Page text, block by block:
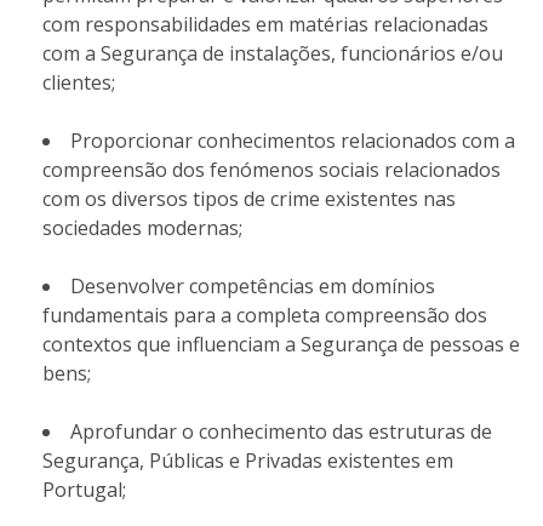
com responsabilidades em matérias relacionadas
com a Segurança de instalações, funcionários e/ou
clientes;
Proporcionar conhecimentos relacionados com a
compreensão dos fenómenos sociais relacionados
com os diversos tipos de crime existentes nas
sociedades modernas;
Desenvolver competências em domínios
fundamentais para a completa compreensão dos
contextos que influenciam a Segurança de pessoas e
bens;
Aprofundar o conhecimento das estruturas de
Segurança, Públicas e Privadas existentes em
Portugal;